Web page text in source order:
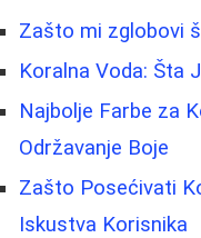
Zašto mi zglobovi
Koralna Voda: Šta
Najbolje Farbe za
Održavanje Boje
Zašto Posećivati
Iskustva Korisnika